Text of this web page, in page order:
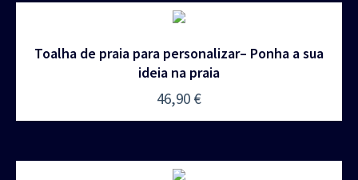
Toalha de praia para personalizar– Ponha a sua
ideia na praia
46,90 €